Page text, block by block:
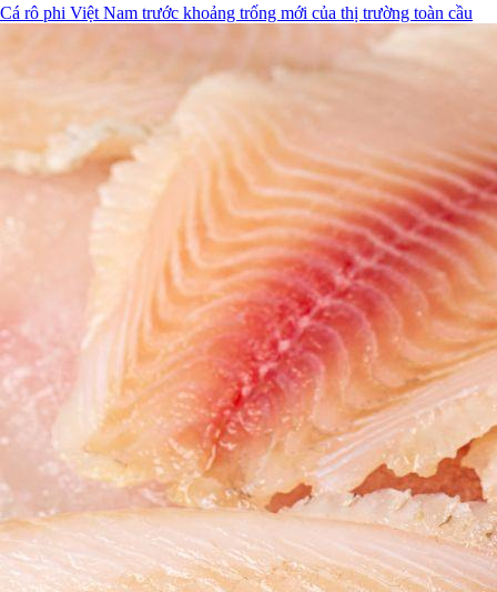
Cá rô phi Việt Nam trước khoảng trống mới của thị trường toàn cầu